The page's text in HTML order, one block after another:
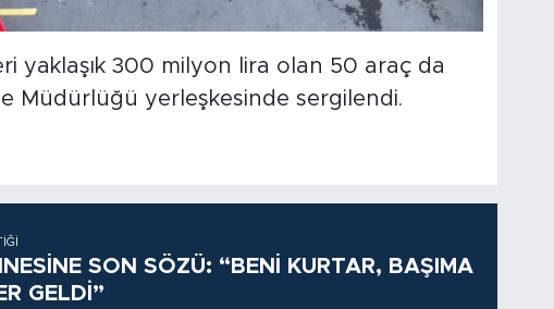
yaklaşık 300 milyon lira olan 50 araç da
Müdürlüğü yerleşkesinde sergilendi.
SON SÖZÜ: “BENİ KURTAR, BAŞIMA
GELDİ”